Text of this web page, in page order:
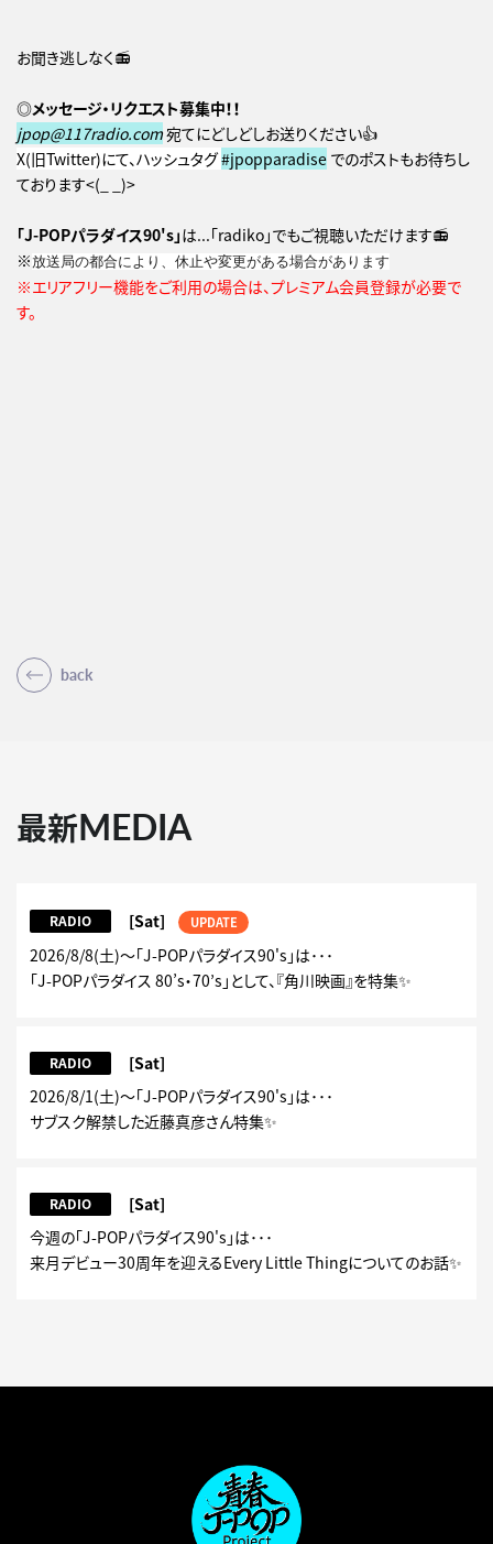
お聞き逃しなく📻
◎メッセージ・リクエスト募集中！！
jpop@117radio.com宛てにどしどしお送りください👍
X(旧Twitter)にて、ハッシュタグ#jpopparadise でのポストもお待ちし
ております<(_ _)>
「J-POPパラダイス90's」は...「radiko」でもご視聴いただけます📻
※放送局の都合により、休止や変更がある場合があります
※エリアフリー機能をご利用の場合は、プレミアム会員登録が必要で
す。
back
最新MEDIA
RADIO [Sat] UPDATE
2026/8/8(土)～「J-POPパラダイス90's」は･･･
「J-POPパラダイス 80’s・70’s」として、『角川映画』を特集✨
RADIO
[Sat]
2026/8/1(土)～「J-POPパラダイス90's」は･･･
サブスク解禁した近藤真彦さん特集✨
RADIO
[Sat]
今週の「J-POPパラダイス90's」は･･･
来月デビュー30周年を迎えるEvery Little Thingについてのお話✨